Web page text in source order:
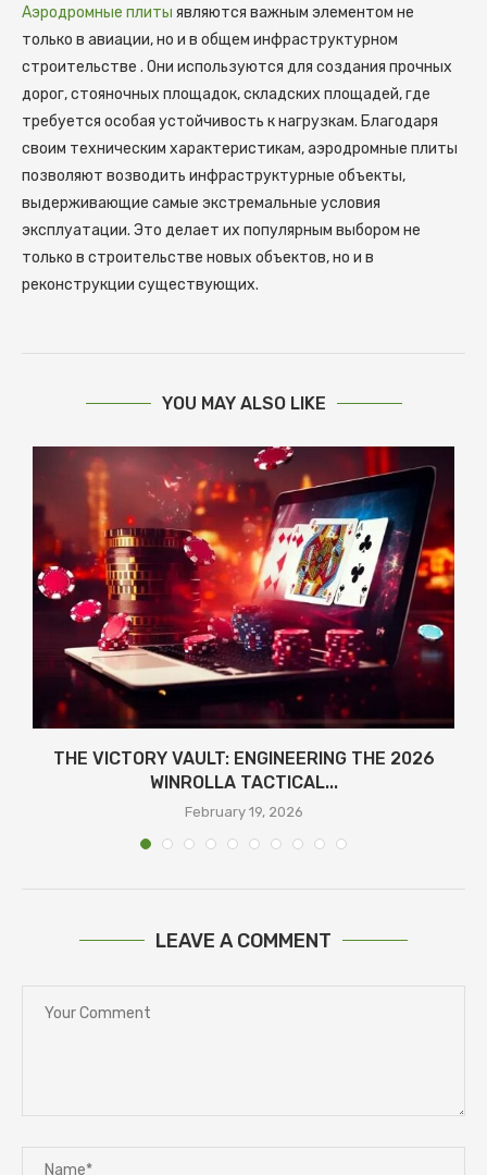
Аэродромные плиты являются важным элементом не
только в авиации, но и в общем инфраструктурном
строительстве . Они используются для создания прочных
дорог, стояночных площадок, складских площадей, где
требуется особая устойчивость к нагрузкам. Благодаря
своим техническим характеристикам, аэродромные плиты
позволяют возводить инфраструктурные объекты,
выдерживающие самые экстремальные условия
эксплуатации. Это делает их популярным выбором не
только в строительстве новых объектов, но и в
реконструкции существующих.
YOU MAY ALSO LIKE
THE VICTORY VAULT: ENGINEERING THE 2026
WINROLLA TACTICAL...
February 19, 2026
LEAVE A COMMENT